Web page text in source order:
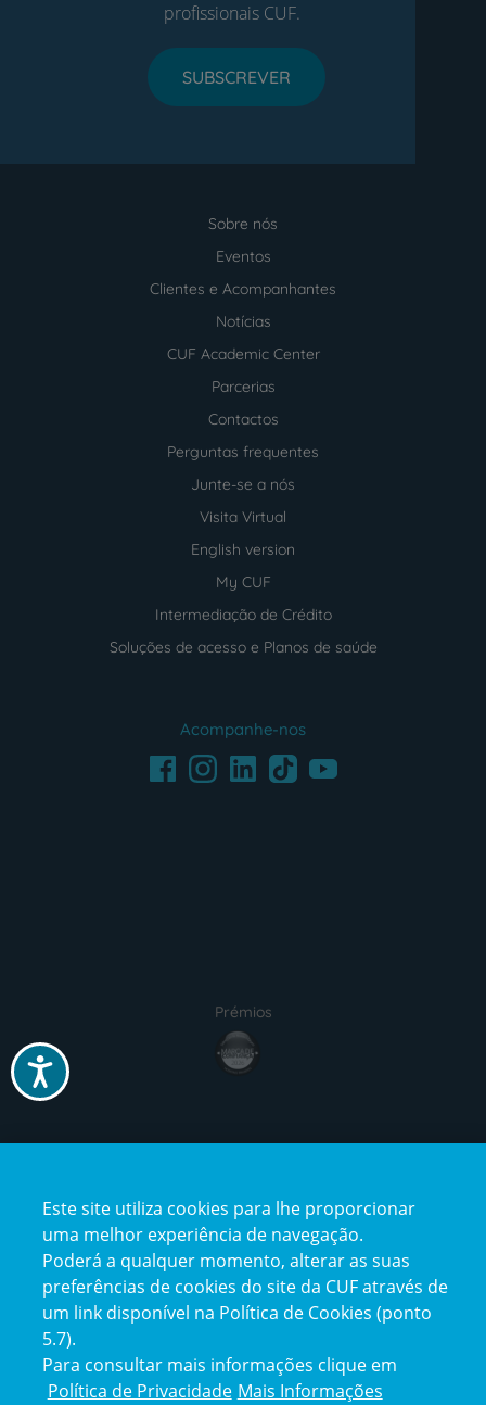
Acessibilidade
profissionais CUF.
SUBSCREVER
Sobre nós
Eventos
Clientes e Acompanhantes
Notícias
CUF Academic Center
Parcerias
Contactos
Perguntas frequentes
Junte-se a nós
Visita Virtual
English version
My CUF
Intermediação de Crédito
Soluções de acesso e Planos de saúde
Acompanhe-nos
FacebookInstagramLinkedInTikTokYoutube
Prémios
Reclamações e Elogios
e
elogios
Este site utiliza cookies para lhe proporcionar
uma melhor experiência de navegação.
Poderá a qualquer momento, alterar as suas
preferências de cookies do site da CUF através de
um link disponível na Política de Cookies (ponto
5.7).
Para consultar mais informações clique em
Política de Privacidade Mais Informações